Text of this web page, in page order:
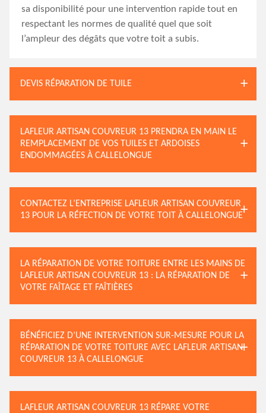
sa disponibilité pour une intervention rapide tout en
respectant les normes de qualité quel que soit
l’ampleur des dégâts que votre toit a subis.
DEVIS RÉPARATION DE TUILE
LAFLEUR ARTISAN COUVREUR 13 PRENDRA EN MAIN LE
REMPLACEMENT DE VOS TUILES ET ARDOISES
ENDOMMAGÉES À CALLELONGUE
CONTACTEZ L’ENTREPRISE LAFLEUR ARTISAN COUVREUR
13 POUR LA RÉFECTION DE VOTRE TOIT À CALLELONGUE
LA RÉPARATION DE VOTRE TOITURE ENTRE LES MAINS DE
LAFLEUR ARTISAN COUVREUR 13 : LA RÉPARATION DE
VOTRE FAÎTAGE ET FAÎTIÈRES
BÉNÉFICIEZ D’UNE INTERVENTION SUR-MESURE POUR LA
RÉPARATION DE VOTRE TOITURE AVEC LAFLEUR ARTISAN
COUVREUR 13 À CALLELONGUE
LAFLEUR ARTISAN COUVREUR 13 RÉPARE VOTRE